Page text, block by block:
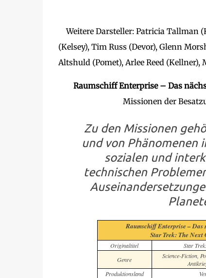
Weitere Darsteller: Patricia Tallman
(Kelsey), Tim Russ (Devor), Glenn
Altshuld (Pomet), Arlee Reed
Raumschiff Enterprise – Das
Missionen der
Zu den Missionen
und von Phänomenen
sozialen und
technischen
Raumschiff Enterprise – Das
Star Trek: The Next
Originaltitel
Star
Genre
Science-Fiction,
Produktionsland